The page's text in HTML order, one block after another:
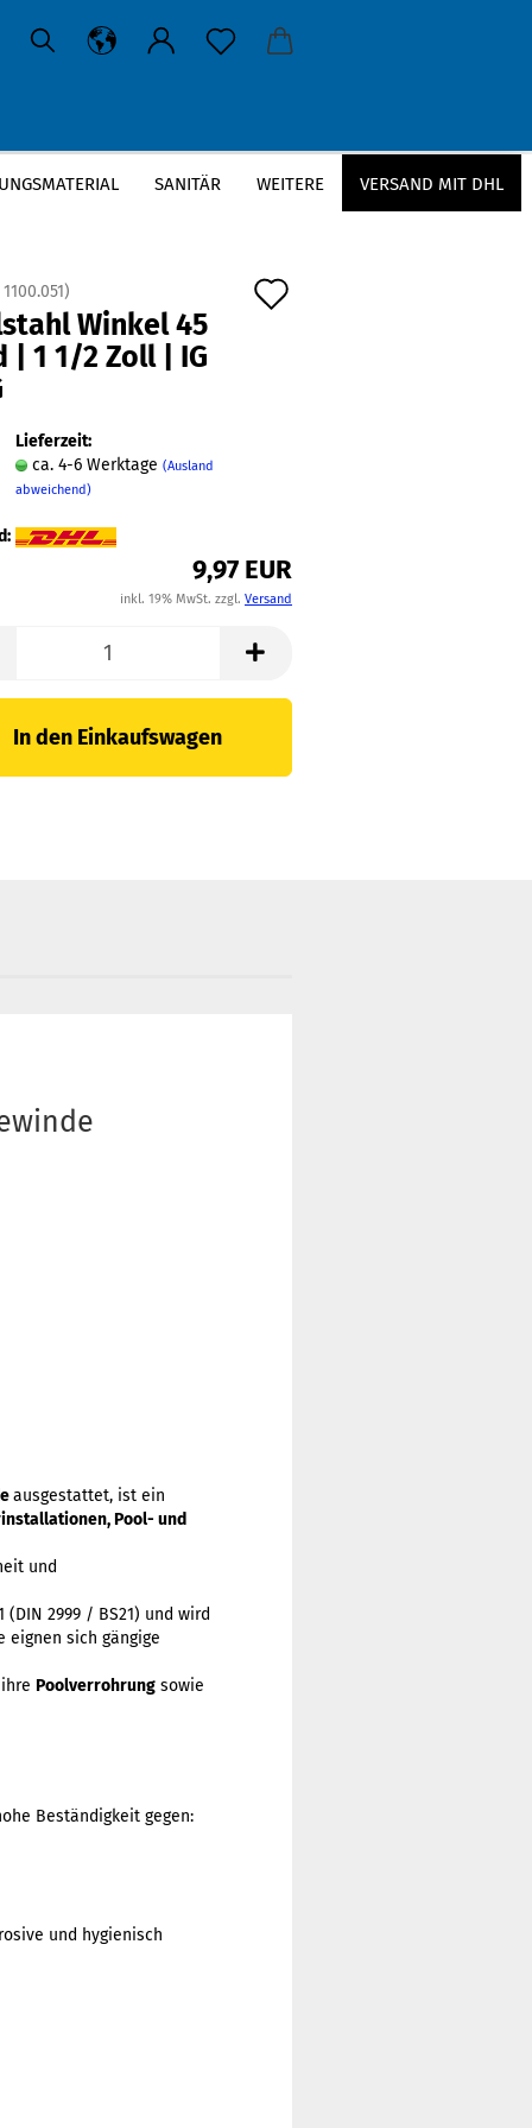
SANITÄR VERSAND MIT DHL
WEITERE
| 1 1/2 Zoll | IG x AG
1100.051)
Winkel 45
| 1 1/2 Zoll | IG
Lieferzeit:
ca. 4-6 Werktage (Ausland
abweichend)
9,97 EUR
inkl. 19% MwSt. zzgl. Versand
In den Einkaufswagen
ausgestattet, ist ein
Pool- und
und
(DIN 2999 / BS21) und wird
eignen sich gängige
Poolverrohrung sowie
Beständigkeit gegen:
und hygienisch